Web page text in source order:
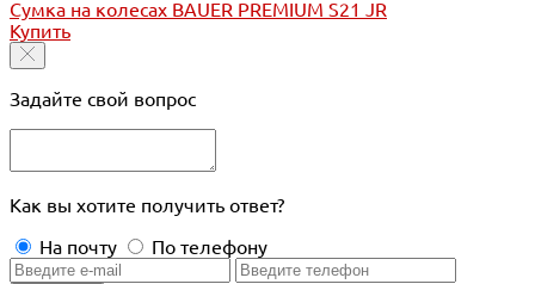
Сумка на колесах BAUER PREMIUM S21 JR
Купить
Задайте свой вопрос
Как вы хотите получить ответ?
На почту
По телефону